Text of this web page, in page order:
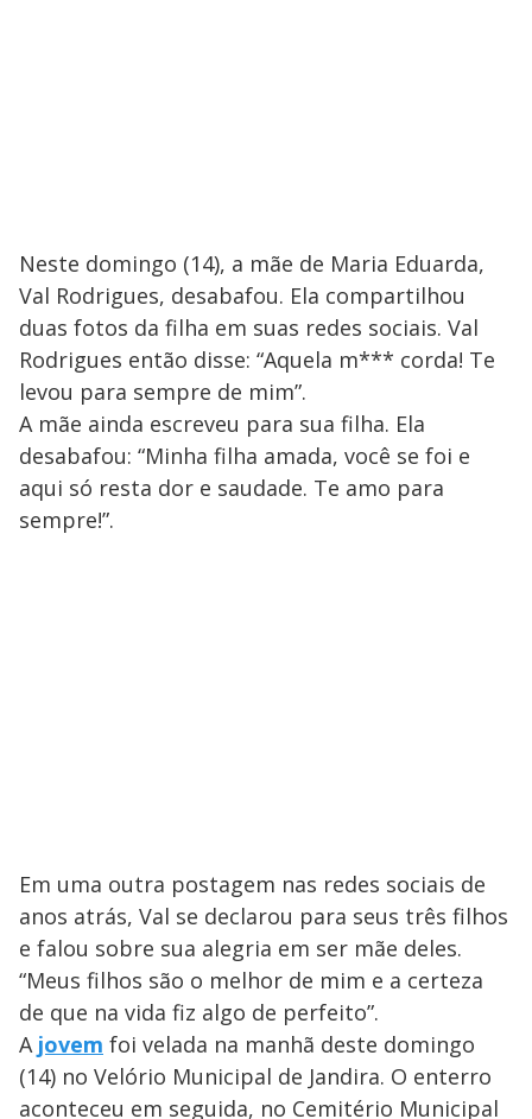
Neste domingo (14), a mãe de Maria Eduarda,
Val Rodrigues, desabafou. Ela compartilhou
duas fotos da filha em suas redes sociais. Val
Rodrigues então disse: “Aquela m*** corda! Te
levou para sempre de mim”.
A mãe ainda escreveu para sua filha. Ela
desabafou: “Minha filha amada, você se foi e
aqui só resta dor e saudade. Te amo para
sempre!”.
Em uma outra postagem nas redes sociais de
anos atrás, Val se declarou para seus três filhos
e falou sobre sua alegria em ser mãe deles.
“Meus filhos são o melhor de mim e a certeza
de que na vida fiz algo de perfeito”.
A jovem foi velada na manhã deste domingo
(14) no Velório Municipal de Jandira. O enterro
aconteceu em seguida, no Cemitério Municipal